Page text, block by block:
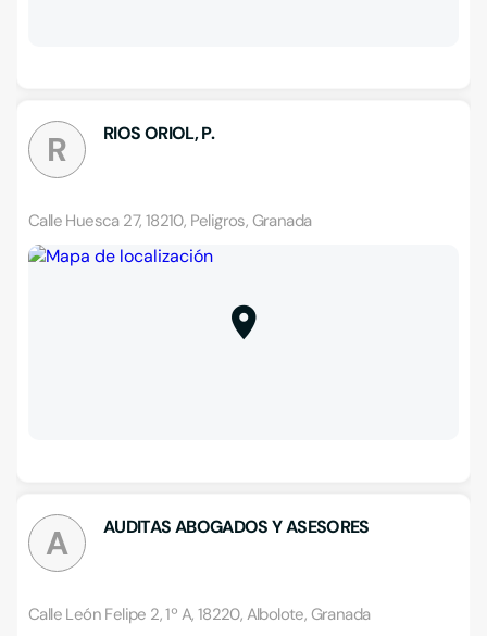
R RIOS ORIOL, P.
Calle Huesca 27, 18210, Peligros, Granada
A AUDITAS ABOGADOS Y ASESORES
Calle León Felipe 2, 1º A, 18220, Albolote, Granada